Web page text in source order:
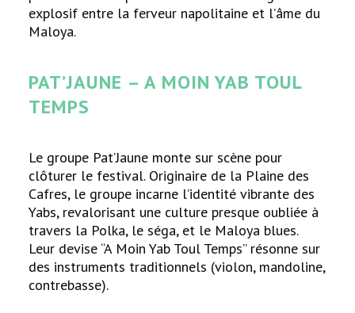
explosif entre la ferveur napolitaine et l’âme du
Maloya.
PAT’JAUNE – A MOIN YAB TOUL
TEMPS
Le groupe Pat’Jaune monte sur scène pour
clôturer le festival. Originaire de la Plaine des
Cafres, le groupe incarne l’identité vibrante des
Yabs, revalorisant une culture presque oubliée à
travers la Polka, le séga, et le Maloya blues.
Leur devise “A Moin Yab Toul Temps” résonne sur
des instruments traditionnels (violon, mandoline,
contrebasse).